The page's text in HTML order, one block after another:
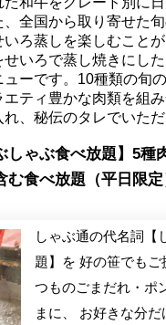
全国から取り寄せた
いろ蒸しを楽しむこと
いろで蒸し焼きにした
ーです。10種類の旬
エティ豊かな肉類を組
、秘伝のタレでいただ
しゃぶ食べ放題】5種
む食べ放題（平日限定
しゃぶ通の代名詞【
題】を 好の笹でも
つものごまだれ・ポ
まに、 お好きな分